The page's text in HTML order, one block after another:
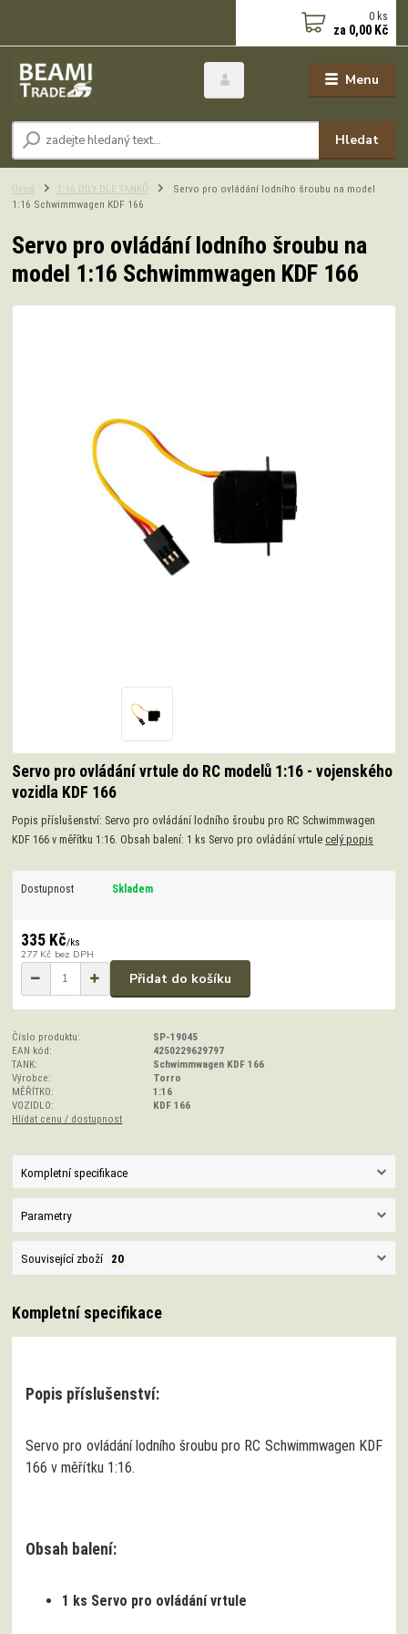
Menu
Hledat
0 ks
za 0,00 Kč
Úvod 1:16 DÍLY DLE TANKŮ
Servo pro ovládání lodního šroubu na model
1:16 Schwimmwagen KDF 166
Servo pro ovládání lodního šroubu na
model 1:16 Schwimmwagen KDF 166
Servo pro ovládání vrtule do RC modelů 1:16 - vojenského
vozidla KDF 166
Popis příslušenství: Servo pro ovládání lodního šroubu pro RC Schwimmwagen
KDF 166 v měřítku 1:16. Obsah balení: 1 ks Servo pro ovládání vrtule celý popis
Dostupnost Skladem
335 Kč/ks
277 Kč bez DPH
Přidat do košíku
Číslo produktu:
SP-19045
EAN kód:
4250229629797
TANK:
Schwimmwagen KDF 166
Výrobce:
Torro
MĚŘÍTKO:
1:16
VOZIDLO:
KDF 166
Hlídat cenu / dostupnost
Kompletní specifikace
Parametry
Související zboží 20
Kompletní specifikace
Popis příslušenství:
Servo pro ovládání lodního šroubu pro RC Schwimmwagen KDF
166 v měřítku 1:16.
Obsah balení:
1 ks Servo pro ovládání vrtule